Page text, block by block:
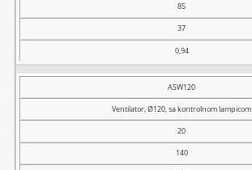
vaz.
Buka
(kg)
85
37
0,94
ASW120
Ventilator, Ø120, sa kontrolnom lampicom
20
140